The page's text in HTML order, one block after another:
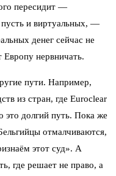
пересидит —
и виртуальных, —
денег сейчас не
Европу нервничать.
пути. Например,
из стран, где Euroclear
это долгий путь. Пока же
отмалчиваются,
этот суд». А
где решает не право, а